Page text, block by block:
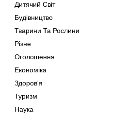
Дитячий Світ
Будівництво
Тварини Та Рослини
Різне
Оголошення
Економіка
Здоров'я
Туризм
Наука